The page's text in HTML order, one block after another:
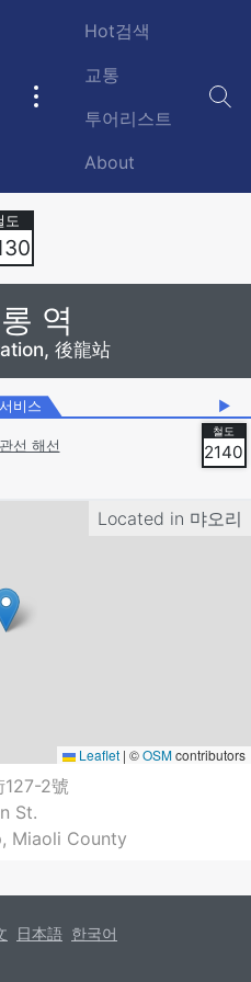
Main
Hot검색
교통
투어리스트
About
역
後龍站
비스 ▶
선 해선 2140
Located in 먀오리
Leaflet | ©OSMcontributors
127-2號
St.
Miaoli County
日本語 한국어